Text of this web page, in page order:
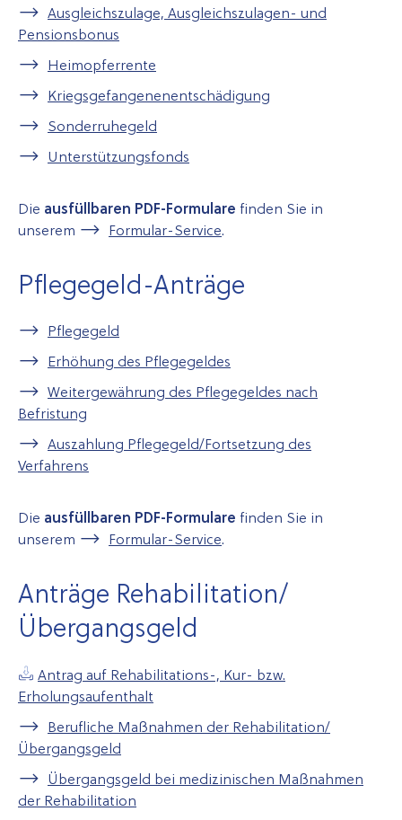
Ausgleichszulage, Ausgleichszulagen- und
Pensionsbonus
Heimopferrente
Kriegsgefangenenentschädigung
Sonderruhegeld
Unterstützungsfonds
Die ausfüllbaren PDF-Formulare finden Sie in
unserem
Formular-Service.
Pflegegeld-Anträge
Pflegegeld
Erhöhung des Pflegegeldes
Weitergewährung des Pflegegeldes nach
Befristung
Auszahlung Pflegegeld/Fortsetzung des
Verfahrens
Die ausfüllbaren PDF-Formulare finden Sie in
unserem
Formular-Service.
Anträge Rehabilitation/
Übergangsgeld
Antrag auf Rehabilitations-, Kur- bzw.
Erholungsaufenthalt
Berufliche Maßnahmen der Rehabilitation/
Übergangsgeld
Übergangsgeld bei medizinischen Maßnahmen
der Rehabilitation